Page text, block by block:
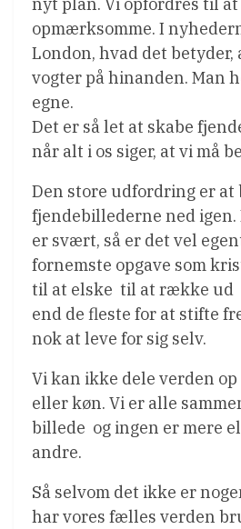
nyt plan. Vi opfordres til
opmærksomme. I
London, hvad det betyder,
vogter på hinanden. Man
egne.
Det er så let at skabe
når alt i os siger, at vi må
Den store udfordring er at
fjendebillederne ned igen.
er svært, så er det vel
fornemste opgave som
til at elske  til at række ud
end de fleste for at stifte
nok at leve for sig selv.
Vi kan ikke dele verden
eller køn. Vi er alle
billede  og ingen er mere
andre.
Så selvom det ikke er
har vores fælles verden